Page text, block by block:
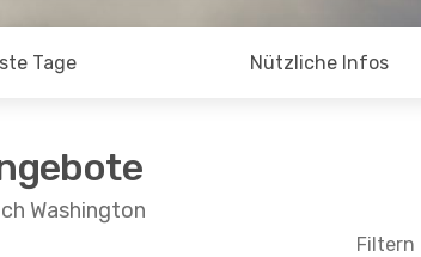
Tage Nützliche Infos
Washington
Filtern